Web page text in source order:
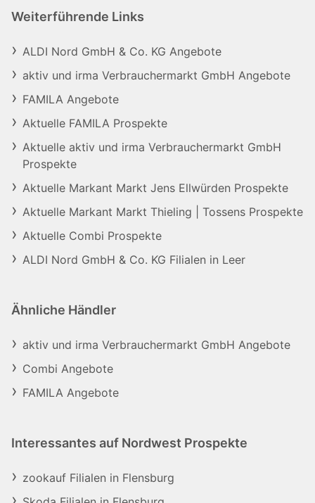
Weiterführende Links
ALDI Nord GmbH & Co. KG Angebote
aktiv und irma Verbrauchermarkt GmbH Angebote
FAMILA Angebote
Aktuelle FAMILA Prospekte
Aktuelle aktiv und irma Verbrauchermarkt GmbH
Prospekte
Aktuelle Markant Markt Jens Ellwürden Prospekte
Aktuelle Markant Markt Thieling | Tossens Prospekte
Aktuelle Combi Prospekte
ALDI Nord GmbH & Co. KG Filialen in Leer
Ähnliche Händler
aktiv und irma Verbrauchermarkt GmbH Angebote
Combi Angebote
FAMILA Angebote
Interessantes auf Nordwest Prospekte
zookauf Filialen in Flensburg